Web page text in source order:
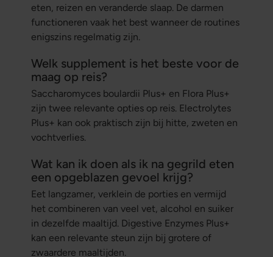
eten, reizen en veranderde slaap. De darmen
functioneren vaak het best wanneer de routines
enigszins regelmatig zijn.
Welk supplement is het beste voor de
maag op reis?
Saccharomyces boulardii Plus+ en Flora Plus+
zijn twee relevante opties op reis. Electrolytes
Plus+ kan ook praktisch zijn bij hitte, zweten en
vochtverlies.
Wat kan ik doen als ik na gegrild eten
een opgeblazen gevoel krijg?
Eet langzamer, verklein de porties en vermijd
het combineren van veel vet, alcohol en suiker
in dezelfde maaltijd. Digestive Enzymes Plus+
kan een relevante steun zijn bij grotere of
zwaardere maaltijden.